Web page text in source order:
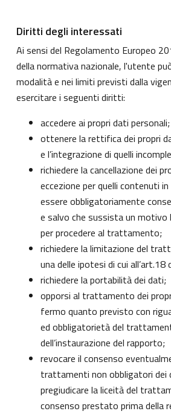
Diritti degli interessati
Ai sensi del Regolamento Europeo
della normativa nazionale, l'utente
modalità e nei limiti previsti dalla
esercitare i seguenti diritti:
accedere ai propri dati personali;
ottenere la rettifica dei propri
e l’integrazione di quelli
richiedere la cancellazione dei
eccezione per quelli contenuti
essere obbligatoriamente
e salvo che sussista un
per procedere al trattamento;
richiedere la limitazione del
una delle ipotesi di cui all’art.18
richiedere la portabilità dei dati;
opporsi al trattamento dei
fermo quanto previsto con
ed obbligatorietà del
dell’instaurazione del rapporto;
revocare il consenso
trattamenti non obbligatori dei
pregiudicare la liceità del
consenso prestato prima della